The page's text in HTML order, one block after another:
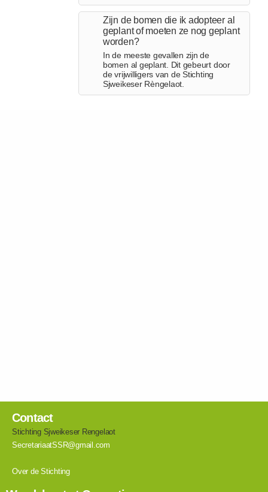
Zijn de bomen die ik adopteer al
geplant of moeten ze nog geplant
worden?
In de meeste gevallen zijn de
bomen al geplant. Dit gebeurt door
de vrijwilligers van de Stichting
Sjweikeser Rèngelaot.
Contact
Stichting Sjweikeser Rengelaot
SecretariaatSSR@gmail.com
Over de Stichting